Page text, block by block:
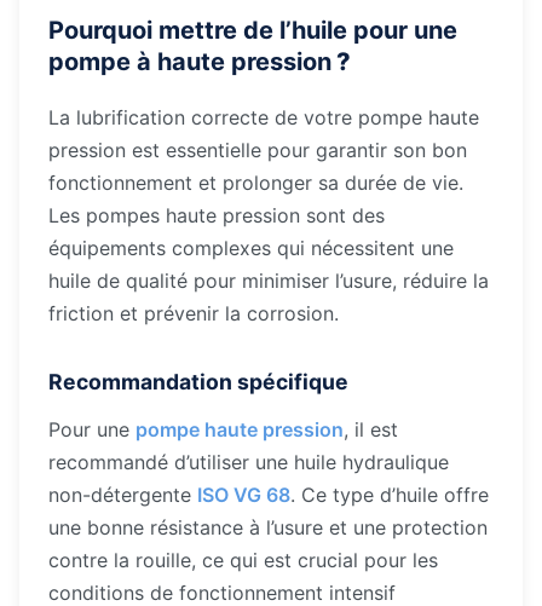
Pourquoi mettre de l’huile pour une
pompe à haute pression?
La lubrification correcte de votre pompe haute
pression est essentielle pour garantir son bon
fonctionnement et prolonger sa durée de vie.
Les pompes haute pression sont des
équipements complexes qui nécessitent une
huile de qualité pour minimiser l’usure, réduire la
friction et prévenir la corrosion.
Recommandation spécifique
Pour une pompe haute pression, il est
recommandé d’utiliser une huile hydraulique
non-détergente ISO VG 68. Ce type d’huile offre
une bonne résistance à l’usure et une protection
contre la rouille, ce qui est crucial pour les
conditions de fonctionnement intensif